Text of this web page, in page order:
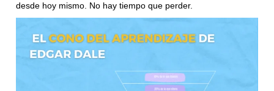
desde hoy mismo. No hay tiempo que perder.